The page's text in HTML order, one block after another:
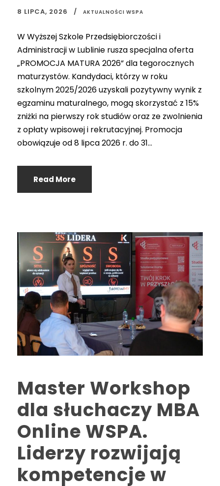
8 LIPCA, 2026 AKTUALNOŚCI WSPA
W Wyższej Szkole Przedsiębiorczości i
Administracji w Lublinie rusza specjalna oferta
„PROMOCJA MATURA 2026” dla tegorocznych
maturzystów. Kandydaci, którzy w roku
szkolnym 2025/2026 uzyskali pozytywny wynik z
egzaminu maturalnego, mogą skorzystać z 15%
zniżki na pierwszy rok studiów oraz ze zwolnienia
z opłaty wpisowej i rekrutacyjnej. Promocja
obowiązuje od 8 lipca 2026 r. do 31...
Read More
Master Workshop
dla słuchaczy MBA
Online WSPA.
Liderzy rozwijają
kompetencje w